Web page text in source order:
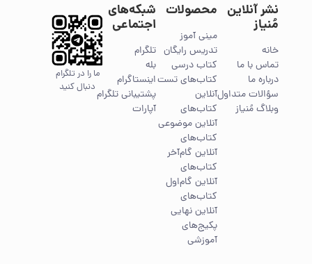
نشر آنلاین
مُنیاز
خانه
تماس با ما
درباره ما
سؤالات متداول
وبلاگ مُنیاز
محصولات
مینی آموز
تدریس رایگان
کتاب درسی
کتاب‌های تست
آنلاین
کتاب‌های
آنلاین موضوعی
کتاب‌های
آنلاین گام‌آخر
کتاب‌های
آنلاین گام‌اول
کتاب‌های
آنلاین نهایی
پکیج‌های
آموزشی
شبکه‌های
اجتماعی
تلگرام
بله
اینستاگرام
پشتیبانی تلگرام
آپارات
ما را در تلگرام
دنبال کنید